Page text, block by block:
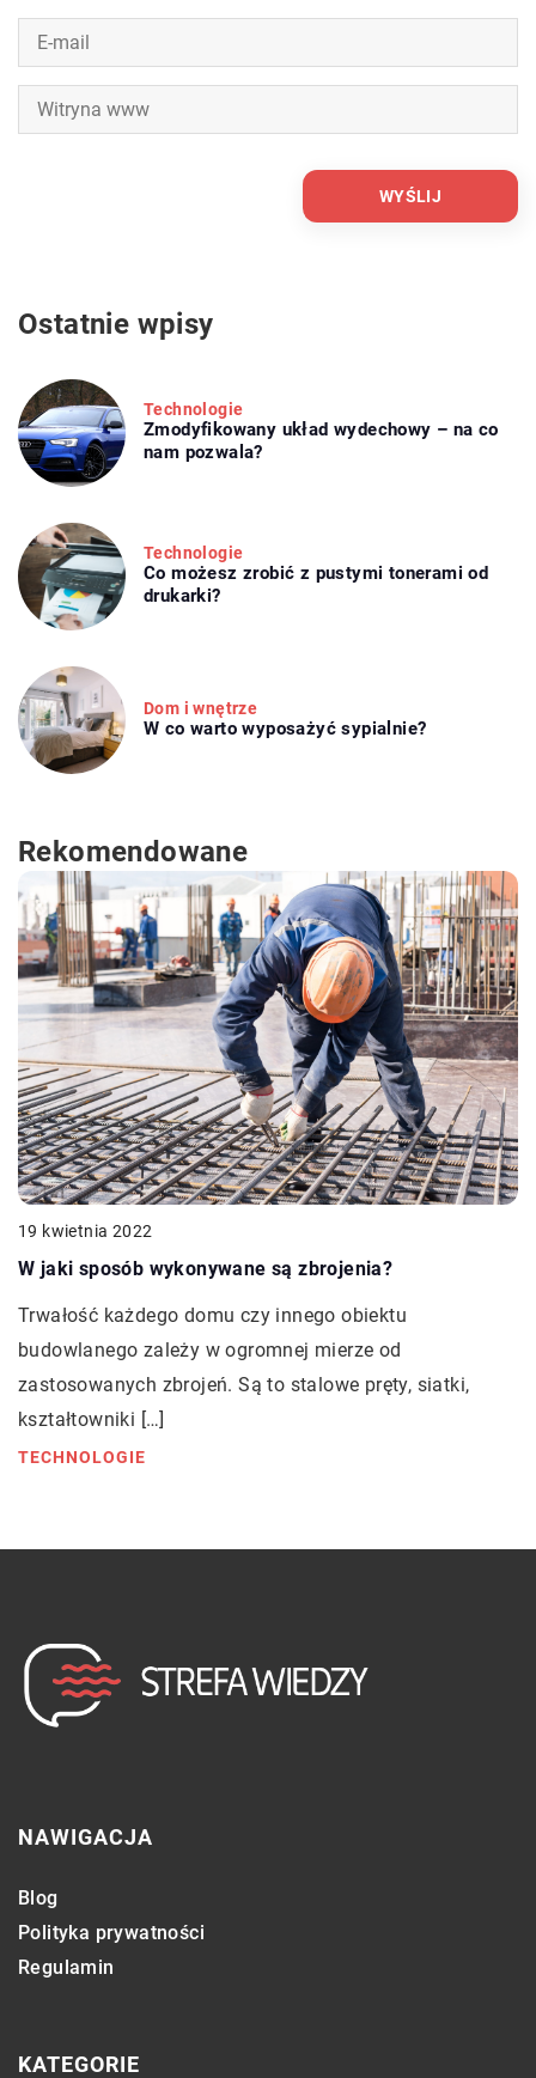
Ostatnie wpisy
Technologie
Zmodyfikowany układ wydechowy – na co
nam pozwala?
Technologie
Co możesz zrobić z pustymi tonerami od
drukarki?
Dom i wnętrze
W co warto wyposażyć sypialnie?
Rekomendowane
19 kwietnia 2022
W jaki sposób wykonywane są zbrojenia?
Trwałość każdego domu czy innego obiektu
budowlanego zależy w ogromnej mierze od
zastosowanych zbrojeń. Są to stalowe pręty, siatki,
kształtowniki […]
TECHNOLOGIE
NAWIGACJA
Blog
Polityka prywatności
Regulamin
KATEGORIE